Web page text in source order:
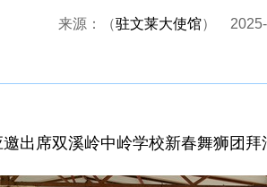
来源：（驻文莱大使馆）
出席双溪岭中岭学校新春舞狮团